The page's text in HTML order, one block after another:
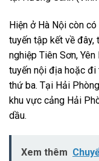
Hiện ở Hà Nội còn
tuyến tập kết về đây,
nghiệp Tiên Sơn,
tuyến nội địa hoặc đi
thứ ba. Tại Hải
khu vực cảng Hải
dầu.
Xem thêm